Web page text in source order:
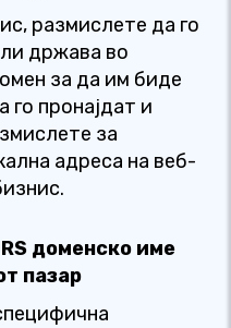
размислете да го
држава во
за да им биде
го пронајдат и
за
адреса на веб-
доменско име
пазар